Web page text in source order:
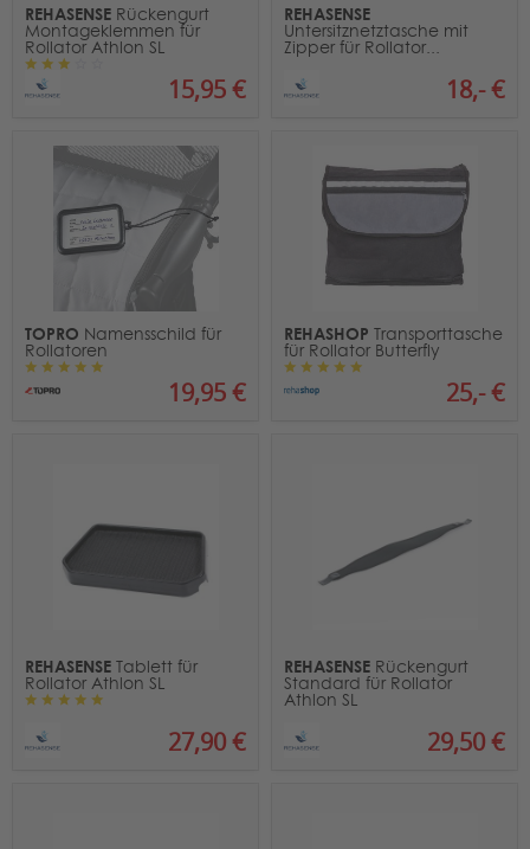
REHASENSE Rückengurt
Montageklemmen für
Rollator Athlon SL
15,95 €
REHASENSE
Untersitznetztasche mit
Zipper für Rollator...
18,- €
TOPRO Namensschild für
Rollatoren
19,95 €
REHASHOP Transporttasche
für Rollator Butterfly
25,- €
REHASENSE Tablett für
Rollator Athlon SL
27,90 €
REHASENSE Rückengurt
Standard für Rollator
Athlon SL
29,50 €